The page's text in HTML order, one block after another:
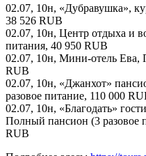
02.07, 10н, «Дубравушка»,
38 526 RUB
02.07, 10н, Центр отдыха и
питания, 40 950 RUB
02.07, 10н, Мини-отель Ева,
RUB
02.07, 10н, «Джанхот»
разовое питание, 110 000
02.07, 10н, «Благодать»
Полный пансион (3 разовое
RUB